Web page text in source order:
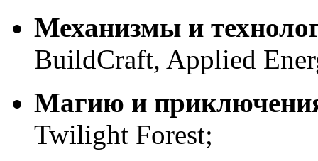
Механизмы и
BuildCraft, Applied
Магию и
Twilight Forest;